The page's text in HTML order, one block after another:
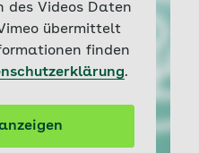
des Videos Daten
übermittelt
finden
.
Felicitas Then zeigt ihr